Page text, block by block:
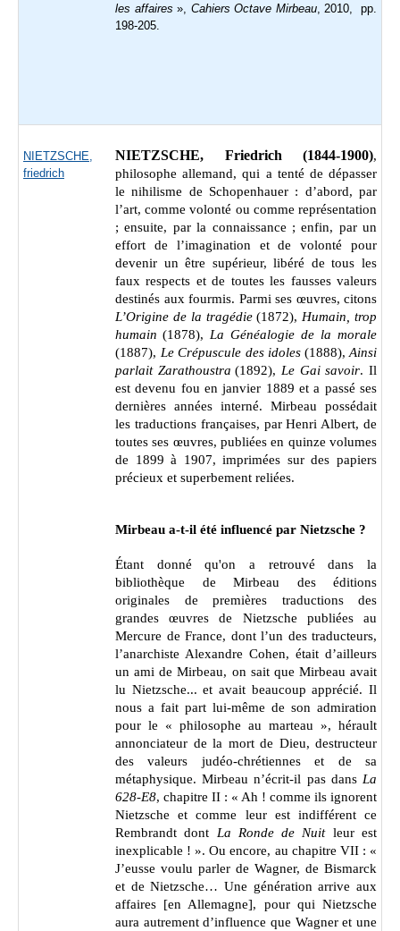
les affaires », Cahiers Octave Mirbeau, 2010, pp.
198-205.
NIETZSCHE,
friedrich
NIETZSCHE, Friedrich (1844-1900),
philosophe allemand, qui a tenté de dépasser
le nihilisme de Schopenhauer : d’abord, par
l’art, comme volonté ou comme représentation
; ensuite, par la connaissance ; enfin, par un
effort de l’imagination et de volonté pour
devenir un être supérieur, libéré de tous les
faux respects et de toutes les fausses valeurs
destinés aux fourmis. Parmi ses œuvres, citons
L’Origine de la tragédie (1872), Humain, trop
humain (1878), La Généalogie de la morale
(1887), Le Crépuscule des idoles (1888),Ainsi
parlait Zarathoustra (1892),Le Gai savoir. Il
est devenu fou en janvier 1889 et a passé ses
dernières années interné. Mirbeau possédait
les traductions françaises, par Henri Albert, de
toutes ses œuvres, publiées en quinze volumes
de 1899 à 1907, imprimées sur des papiers
précieux et superbement reliées.
Mirbeau a-t-il été influencé par Nietzsche ?
Étant donné qu'on a retrouvé dans la
bibliothèque de Mirbeau des éditions
originales de premières traductions des
grandes œuvres de Nietzsche publiées au
Mercure de France, dont l’un des traducteurs,
l’anarchiste Alexandre Cohen, était d’ailleurs
un ami de Mirbeau, on sait que Mirbeau avait
lu Nietzsche... et avait beaucoup apprécié. Il
nous a fait part lui-même de son admiration
pour le « philosophe au marteau », hérault
annonciateur de la mort de Dieu, destructeur
des valeurs judéo-chrétiennes et de sa
métaphysique. Mirbeau n’écrit-il pas dans La
628-E8, chapitre II : « Ah ! comme ils ignorent
Nietzsche et comme leur est indifférent ce
Rembrandt dont La Ronde de Nuitleur est
inexplicable ! ». Ou encore, au chapitre VII : «
J’eusse voulu parler de Wagner, de Bismarck
et de Nietzsche… Une génération arrive aux
affaires [en Allemagne], pour qui Nietzsche
aura autrement d’influence que Wagner et une